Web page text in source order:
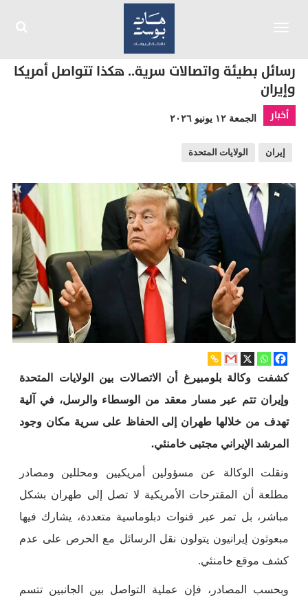
رسائل بطيئة واتصالات سرية.. هكذا تتواصل أمريكا
وإيران
أخبار الجمعة ١٢ يونيو ٢٠٢٦
إيران الولايات المتحدة
كشفت وكالة بلومبيرغ أن الاتصالات بين الولايات المتحدة
وإيران تتم عبر مسار معقد من الوسطاء والرسل، في آلية
تهدف من خلالها طهران إلى الحفاظ على سرية مكان وجود
المرشد الإيراني مجتبى خامنئي.
ونقلت الوكالة عن مسؤولين أمريكيين ومحللين ومصادر
مطلعة أن المقترحات الأمريكية لا تصل إلى طهران بشكل
مباشر، بل تمر عبر قنوات دبلوماسية متعددة، يشارك فيها
مبعوثون إيرانيون يتولون نقل الرسائل مع الحرص على عدم
كشف موقع خامنئي.
وبحسب المصادر، فإن عملية التواصل بين الجانبين تتسم